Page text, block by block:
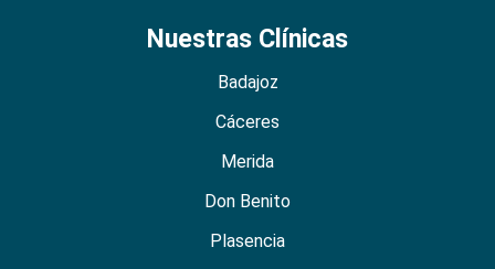
Nuestras Clínicas
Badajoz
Cáceres
Merida
Don Benito
Plasencia